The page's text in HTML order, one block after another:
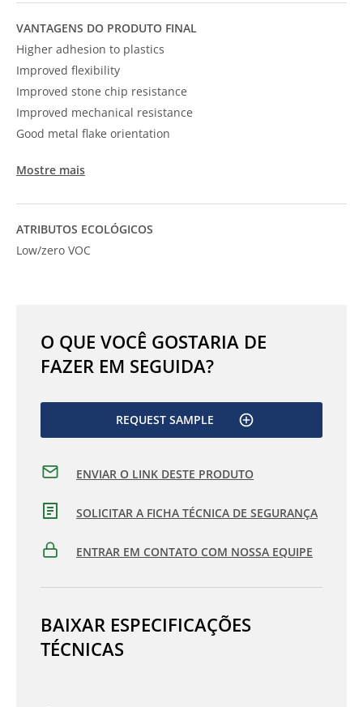
VANTAGENS DO PRODUTO FINAL
Higher adhesion to plastics
Improved flexibility
Improved stone chip resistance
Improved mechanical resistance
Good metal flake orientation
Mostre mais
ATRIBUTOS ECOLÓGICOS
Low/zero VOC
O QUE VOCÊ GOSTARIA DE
FAZER EM SEGUIDA?
REQUEST SAMPLE
ENVIAR O LINK DESTE PRODUTO
SOLICITAR A FICHA TÉCNICA DE SEGURANÇA
ENTRAR EM CONTATO COM NOSSA EQUIPE
BAIXAR ESPECIFICAÇÕES
TÉCNICAS